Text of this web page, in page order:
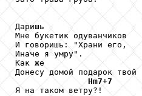
Даришь
Мне букетик одуванчиков
И говоришь: "Храни его,
Иначе я умру".
Как же
Донесу домой подарок твой
Hm7+7
Я на таком ветру?!